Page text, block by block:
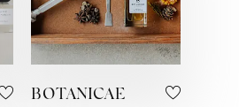
BOTANICAE